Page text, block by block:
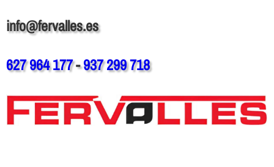
info@fervalles.es
627 964 177-937 299 718